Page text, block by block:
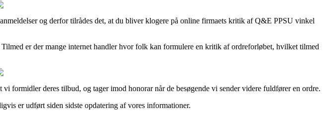
og derfor tilrådes det, at du bliver klogere på online firmaets kritik af Q&E PPSU vinkel
er der mange internet handler hvor folk kan formulere en kritik af ordreforløbet, hvilket tilmed
formidler deres tilbud, og tager imod honorar når de besøgende vi sender videre fuldfører en ordre.
er udført siden sidste opdatering af vores informationer.